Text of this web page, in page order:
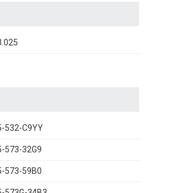
532-C9YY
573-32G9
573-59B0